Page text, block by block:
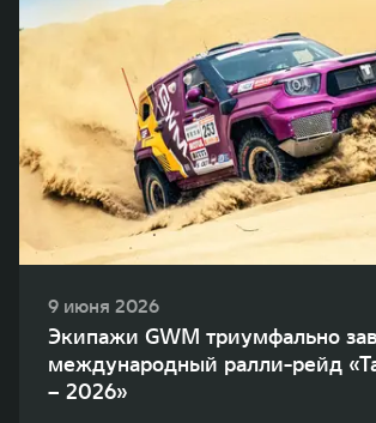
9 июня 2026
Экипажи GWM триумфально
международный ралли-рейд
– 2026»